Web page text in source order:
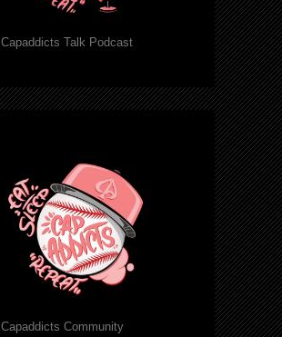
Capaddicts Talk Podcast
Capaddicts Community